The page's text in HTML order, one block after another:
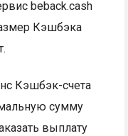
beback.cash
Кэшбэка
Кэшбэк-счета
сумму
выплату